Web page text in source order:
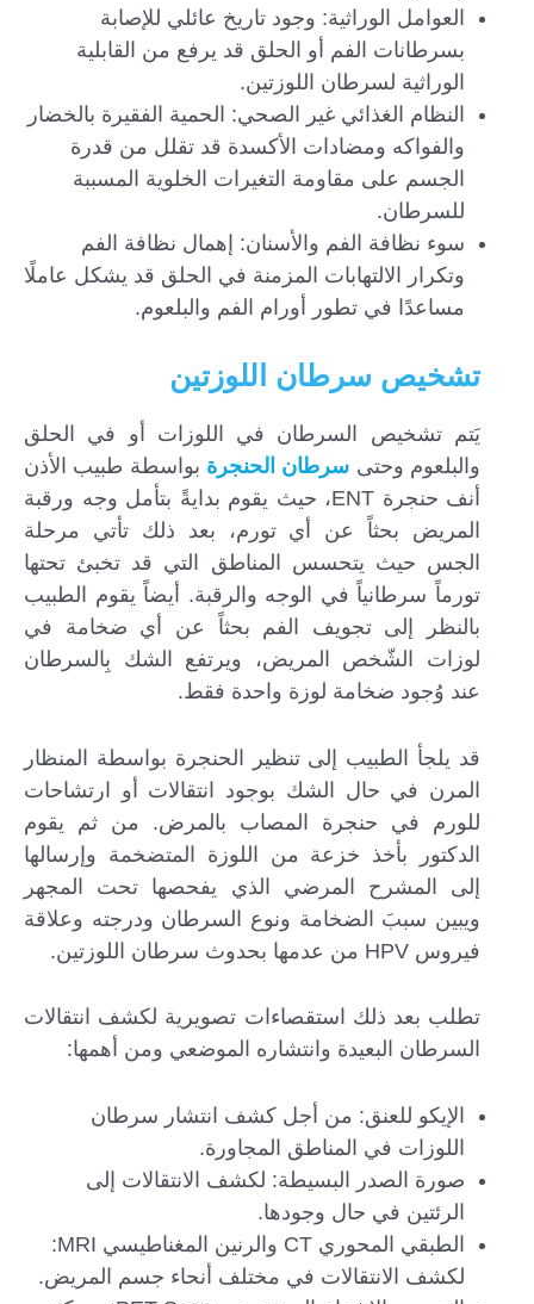
العوامل الوراثية: وجود تاريخ عائلي للإصابة
بسرطانات الفم أو الحلق قد يرفع من القابلية
الوراثية لسرطان اللوزتين.
النظام الغذائي غير الصحي: الحمية الفقيرة بالخضار
والفواكه ومضادات الأكسدة قد تقلل من قدرة
الجسم على مقاومة التغيرات الخلوية المسببة
للسرطان.
سوء نظافة الفم والأسنان: إهمال نظافة الفم
وتكرار الالتهابات المزمنة في الحلق قد يشكل عاملًا
مساعدًا في تطور أورام الفم والبلعوم.
تشخيص سرطان اللوزتين
يَتم تشخيص السرطان في اللوزات أو في الحلق
والبلعوم وحتى سرطان الحنجرة بواسطة طبيب الأذن
أنف حنجرة ENT، حيث يقوم بدايةً بتأمل وجه ورقبة
المريض بحثاً عن أي تورم، بعد ذلك تأتي مرحلة
الجس حيث يتحسس المناطق التي قد تخبئ تحتها
تورماً سرطانياً في الوجه والرقبة. أيضاً يقوم الطبيب
بالنظر إلى تجويف الفم بحثاً عن أي ضخامة في
لوزات الشّخص المريض، ويرتفع الشك بِالسرطان
عند وُجود ضخامة لوزة واحدة فقط.
قد يلجأ الطبيب إلى تنظير الحنجرة بواسطة المنظار
المرن في حال الشك بوجود انتقالات أو ارتشاحات
للورم في حنجرة المصاب بالمرض. من ثم يقوم
الدكتور بأخذ خزعة من اللوزة المتضخمة وإرسالها
إلى المشرح المرضي الذي يفحصها تحت المجهر
ويبين سببَ الضخامة ونوع السرطان ودرجته وعلاقة
فيروس HPV من عدمها بحدوث سرطان اللوزتين.
تطلب بعد ذلك استقصاءات تصويرية لكشف انتقالات
السرطان البعيدة وانتشاره الموضعي ومن أهمها:
الإيكو للعنق: من أجل كشف انتشار سرطان
اللوزات في المناطق المجاورة.
صورة الصدر البسيطة: لكشف الانتقالات إلى
الرئتين في حال وجودها.
الطبقي المحوري CT والرنين المغناطيسي MRI:
لكشف الانتقالات في مختلف أنحاء جسم المريض.